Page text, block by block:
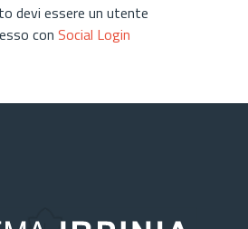
devi essere un utente
con Social Login